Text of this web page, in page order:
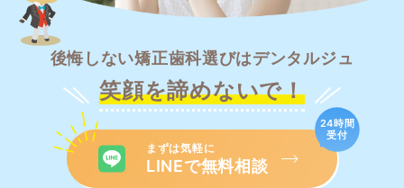
後悔しない矯正歯科選びはデンタルジュ
笑顔を諦めないで！
まずは気軽に
LINEで無料相談
24時間
受付